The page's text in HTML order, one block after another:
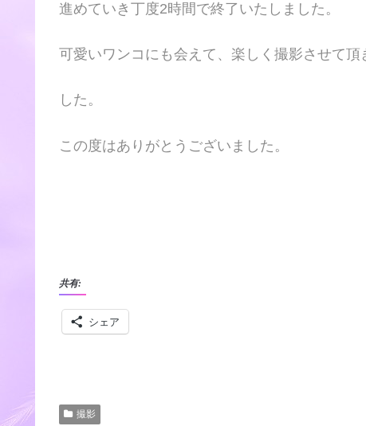
進めていき丁度2時間で終了いたしました。
可愛いワンコにも会えて、楽しく撮影させて頂
した。
この度はありがとうございました。
共有:
シェア
撮影